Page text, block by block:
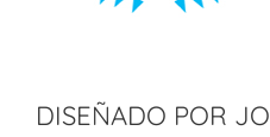
DISEÑADO POR